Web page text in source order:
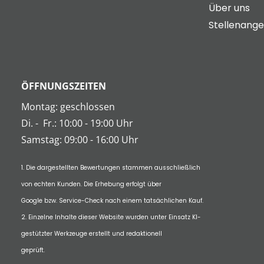
Über uns
ÖFFNUNGSZEITEN
Montag: geschlossen
Di. - Fr.: 10:00 - 19:00 Uhr
Samstag: 09:00 - 16:00 Uhr
1. Die dargestellten Bewertungen stammen ausschließlich
von echten Kunden. Die Erhebung erfolgt über
Google bzw. Service-Check nach einem tatsächlichen Kauf.
2. Einzelne Inhalte dieser Website wurden unter Einsatz KI-
gestützter Werkzeuge erstellt und redaktionell
geprüft.